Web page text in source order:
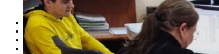
Міжнародне співробітництво для студентів
Угоди та договори
Вісник
Контакти
Публічність
Кваліфікаційний центр МФК